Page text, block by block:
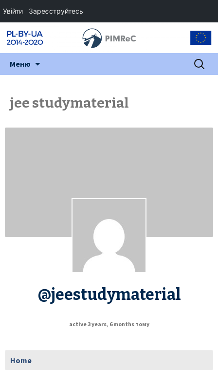
Меню Пошук:
jee studymaterial
@jeestudymaterial
active 3 years, 6 months тому
Home
Увійти Зареєструйтесь